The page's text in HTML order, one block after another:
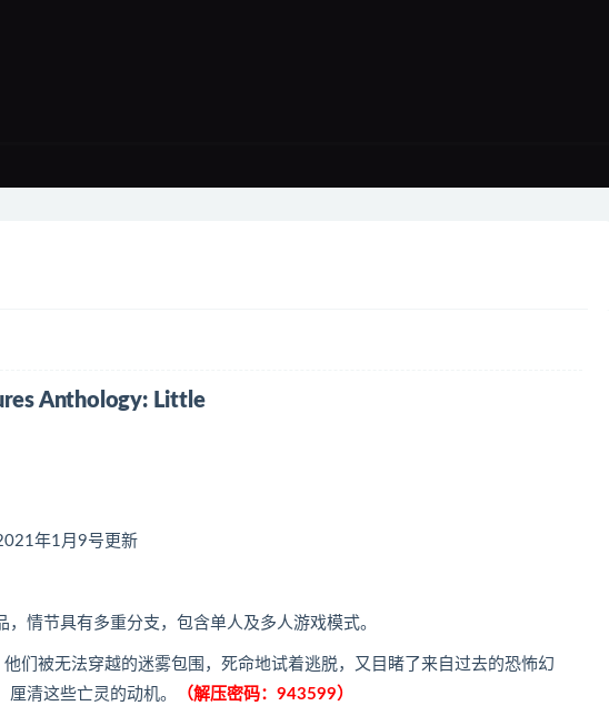
Anthology: Little
年1月9号更新
情节具有多重分支，包含单人及多人游戏模式。
们被无法穿越的迷雾包围，死命地试着逃脱，又目睹了来自过去的恐怖幻
清这些亡灵的动机。
（解压密码：943599）